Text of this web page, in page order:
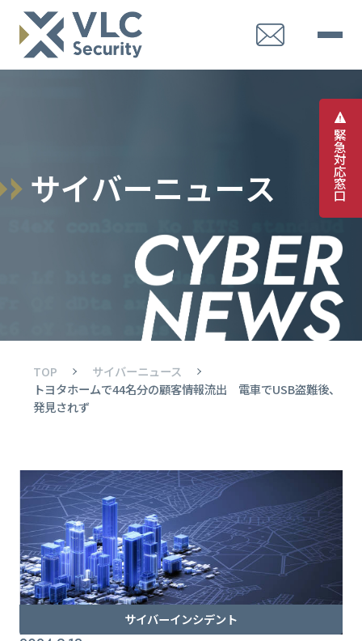
緊
急
対
応
窓
口
サイバーニュース
TOP
サイバーニュース
トヨタホームで44名分の顧客情報流出 電車でUSB盗難後、
発見されず
サイバーインシデント